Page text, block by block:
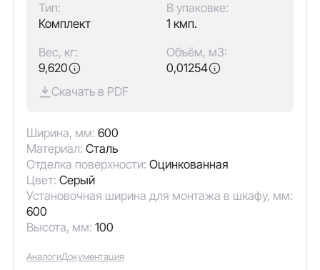
Тип:
Комплект
В упаковке:
1 кмп.
Вес, кг:
9,620
Объём, м3:
0,01254
Скачать в PDF
Ширина, мм: 600
Материал: Сталь
Отделка поверхности: Оцинкованная
Цвет: Серый
Установочная ширина для монтажа в шкафу, мм:
600
Высота, мм: 100
АналогиДокументация